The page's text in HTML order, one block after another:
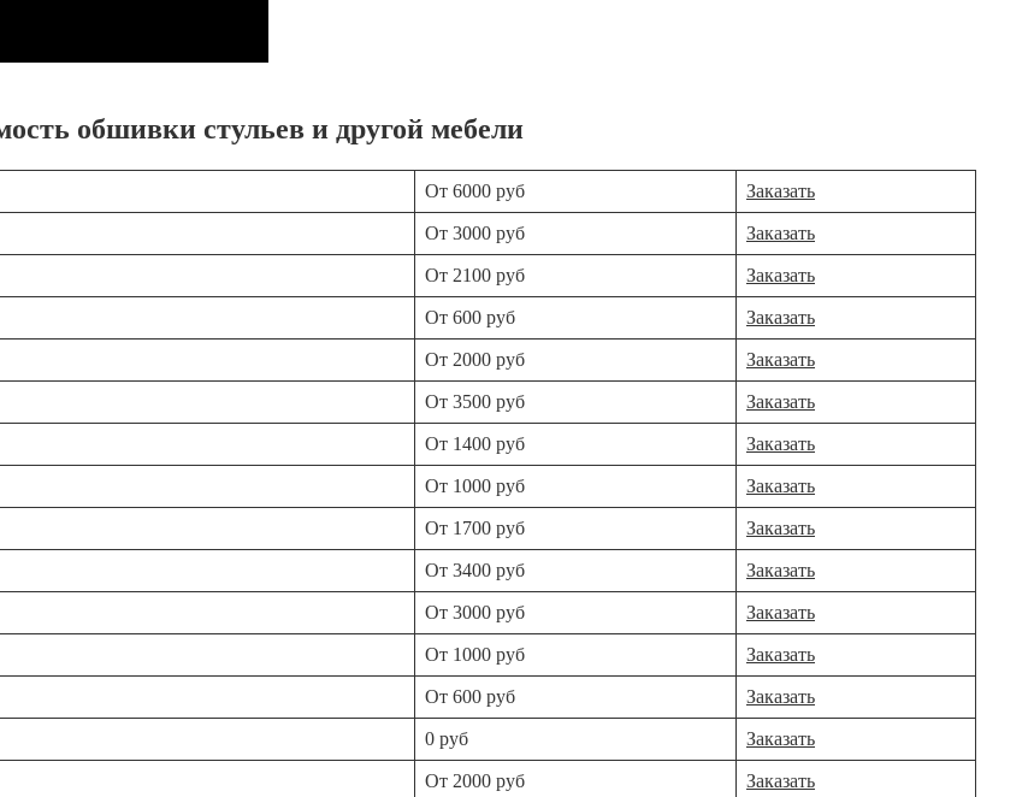
обшивки стульев и другой мебели
От 6000 руб Заказать
От 3000 руб Заказать
От 2100 руб Заказать
От 600 руб Заказать
От 2000 руб Заказать
От 3500 руб Заказать
От 1400 руб Заказать
От 1000 руб Заказать
От 1700 руб Заказать
От 3400 руб Заказать
От 3000 руб Заказать
От 1000 руб Заказать
От 600 руб Заказать
0 руб Заказать
От 2000 руб Заказать